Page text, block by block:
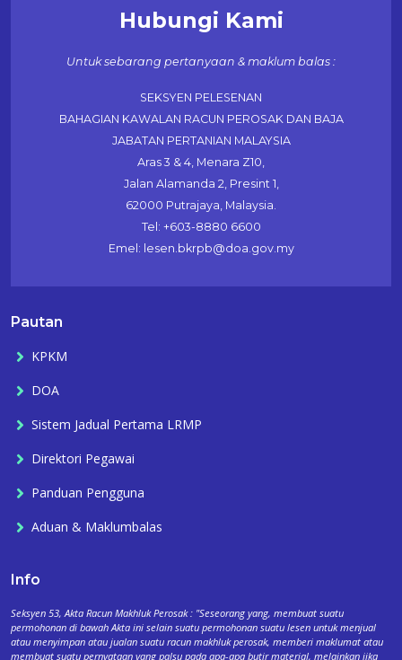
Hubungi Kami
Untuk sebarang pertanyaan & maklum balas :
SEKSYEN PELESENAN
BAHAGIAN KAWALAN RACUN PEROSAK DAN BAJA
JABATAN PERTANIAN MALAYSIA
Aras 3 & 4, Menara Z10,
Jalan Alamanda 2, Presint 1,
62000 Putrajaya, Malaysia.
Tel: +603-8880 6600
Emel: lesen.bkrpb@doa.gov.my
Pautan
KPKM
DOA
Sistem Jadual Pertama LRMP
Direktori Pegawai
Panduan Pengguna
Aduan & Maklumbalas
Info
Seksyen 53, Akta Racun Makhluk Perosak : "Seseorang yang, membuat suatu
permohonan di bawah Akta ini selain suatu permohonan suatu lesen untuk menjual
atau menyimpan atau jualan suatu racun makhluk perosak, memberi maklumat atau
membuat suatu pernyataan yang palsu pada apa-apa butir material, melainkan jika